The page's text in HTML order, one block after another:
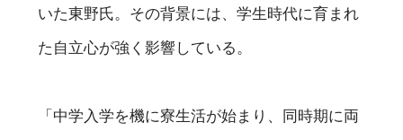
いた東野氏。その背景には、学生時代に育まれ
た自立心が強く影響している。
「中学入学を機に寮生活が始まり、同時期に両